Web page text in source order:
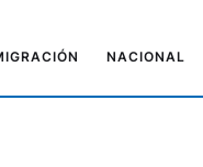
NACIONAL